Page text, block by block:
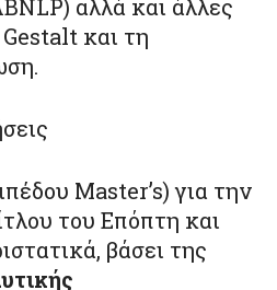
αλλά και άλλες
και τη
Master’s) για την
του Επόπτη και
βάσει της